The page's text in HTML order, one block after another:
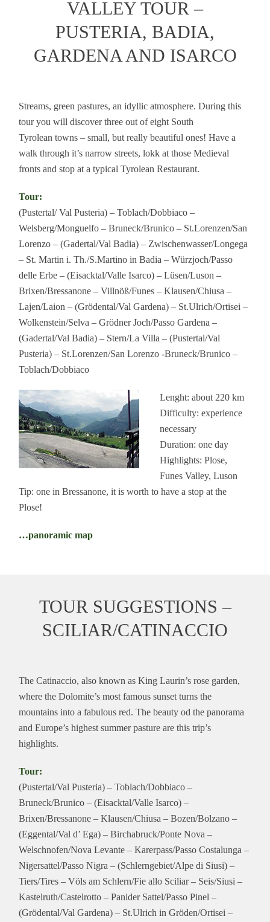
VALLEY TOUR –
PUSTERIA, BADIA,
GARDENA AND ISARCO
Streams, green pastures, an idyllic atmosphere. During this
tour you will discover three out of eight South
Tyrolean towns – small, but really beautiful ones! Have a
walk through it’s narrow streets, lokk at those Medieval
fronts and stop at a typical Tyrolean Restaurant.
Tour:
(Pustertal/ Val Pusteria) – Toblach/Dobbiaco –
Welsberg/Monguelfo – Bruneck/Brunico – St.Lorenzen/San
Lorenzo – (Gadertal/Val Badia) – Zwischenwasser/Longega
– St. Martin i. Th./S.Martino in Badia – Würzjoch/Passo
delle Erbe – (Eisacktal/Valle Isarco) – Lüsen/Luson –
Brixen/Bressanone – Villnöß/Funes – Klausen/Chiusa –
Lajen/Laion – (Grödental/Val Gardena) – St.Ulrich/Ortisei –
Wolkenstein/Selva – Grödner Joch/Passo Gardena –
(Gadertal/Val Badia) – Stern/La Villa – (Pustertal/Val
Pusteria) – St.Lorenzen/San Lorenzo -Bruneck/Brunico –
Toblach/Dobbiaco
Lenght: about 220 km
Difficulty: experience
necessary
Duration: one day
Highlights: Plose,
Funes Valley, Luson
Tip: one in Bressanone, it is worth to have a stop at the
Plose!
…panoramic map
TOUR SUGGESTIONS –
SCILIAR/CATINACCIO
The Catinaccio, also known as King Laurin’s rose garden,
where the Dolomite’s most famous sunset turns the
mountains into a fabulous red. The beauty od the panorama
and Europe’s highest summer pasture are this trip’s
highlights.
Tour:
(Pustertal/Val Pusteria) – Toblach/Dobbiaco –
Bruneck/Brunico – (Eisacktal/Valle Isarco) –
Brixen/Bressanone – Klausen/Chiusa – Bozen/Bolzano –
(Eggental/Val d’ Ega) – Birchabruck/Ponte Nova –
Welschnofen/Nova Levante – Karerpass/Passo Costalunga –
Nigersattel/Passo Nigra – (Schlerngebiet/Alpe di Siusi) –
Tiers/Tires – Völs am Schlern/Fie allo Sciliar – Seis/Siusi –
Kastelruth/Castelrotto – Panider Sattel/Passo Pinel –
(Grödental/Val Gardena) – St.Ulrich in Gröden/Ortisei –